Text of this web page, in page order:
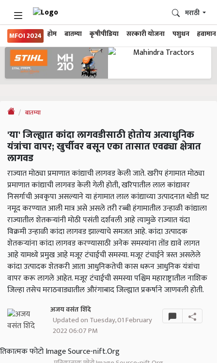
MFOI 2024 होम बातम्या कृषीपीडिया सरकारी योजना पशुधन हवामान
मराठी
बातम्या
'या' जिल्ह्यात कांदा लागवडीसाठी होतोय अत्याधुनिक
यंत्रांचा वापर; खुर्चीवर बसून एका तासात एवढ्या क्षेत्रात
लागवड
राज्यात मोठ्या प्रमाणात कांद्याची लागवड केली जाते. खरीप हंगामात मोठ्या
प्रमाणात कांद्याची लागवड केली गेली होती, खरिपातील लाल कांद्यावर
निसर्गाची अवकृपा असल्याने या हंगामात लाल कांद्याच्या उत्पादनात थोडी घट
नमूद करण्यात आली मात्र असे असले तरी रब्बी हंगामातील उन्हाळी कांद्याला
राज्यातील शेतकऱ्यांनी मोठी पसंती दर्शवली आहे त्यामुळे राज्यात यंदा
विक्रमी उन्हाळी कांदा लागवड झाल्याचे समजत आहे. कांदा उत्पादक
शेतकऱ्यांना कांदा लागवड करण्यासाठी अनेक समस्यांना तोंड द्यावे लागत
आहे यामध्ये प्रमुख आहे मजूर टंचाईची समस्या. मजूर टंचाईने त्रस्त असलेले
कांदा उत्पादक शेतकरी आता आधुनिकतेची कास धरून आधुनिक यंत्रांचा
वापर करू लागले आहेत. मजूर टंचाईची समस्या पश्चिम महाराष्ट्रातील नाशिक
जिल्हा तसेच मराठवाड्यातील औरंगाबाद जिल्ह्यात प्रकर्षाने जाणवली होती.
अजय वसंत शिंदे
Updated on Tuesday, 01 February
2022 06:07 PM